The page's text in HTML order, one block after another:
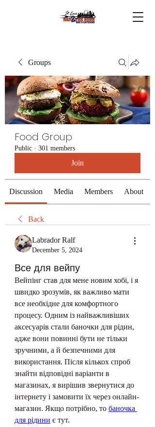
Groups
Food Group
Public · 301 members
Join
Discussion Media Members About
Back
Labrador Ralf
December 5, 2024
Все для вейпу
Вейпінг став для мене новим хобі, і я
швидко зрозумів, як важливо мати
все необхідне для комфортного
процесу. Одним із найважливіших
аксесуарів стали баночки для рідин,
адже вони повинні бути не тільки
зручними, а й безпечними для
використання. Після кількох спроб
знайти відповідні варіанти в
магазинах, я вирішив звернутися до
інтернету і замовити їх через онлайн-
магазин. Якщо потрібно, то баночка
для рідини є тут.